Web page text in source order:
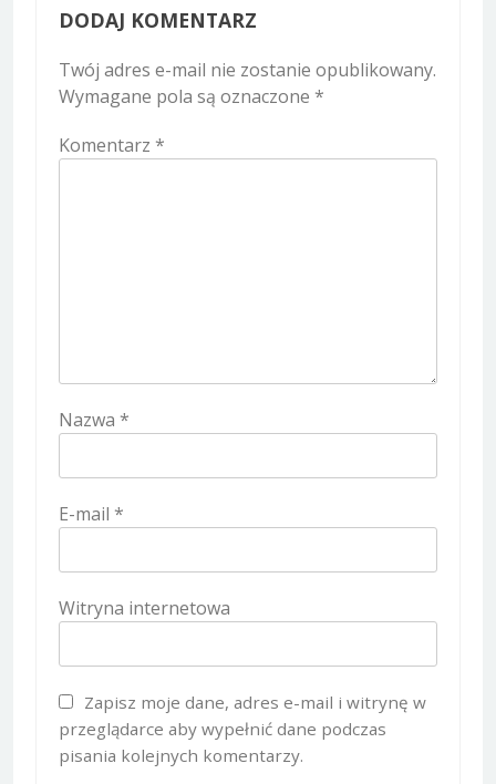
DODAJ KOMENTARZ
Twój adres e-mail nie zostanie opublikowany.
Wymagane pola są oznaczone *
Komentarz *
Nazwa *
E-mail *
Witryna internetowa
Zapisz moje dane, adres e-mail i witrynę w
przeglądarce aby wypełnić dane podczas
pisania kolejnych komentarzy.